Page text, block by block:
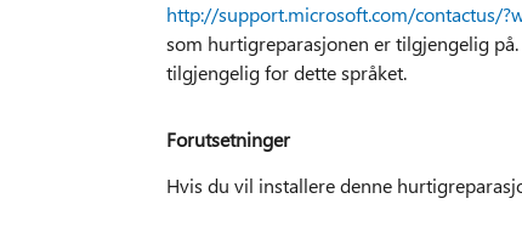
http://support.microsoft.com/contactus/
som hurtigreparasjonen er tilgjengelig
tilgjengelig for dette språket.
Forutsetninger
Hvis du vil installere denne